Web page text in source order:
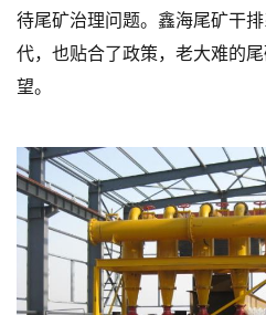
待尾矿治理问题。鑫海尾矿干
代，也贴合了政策，老大难的
望。